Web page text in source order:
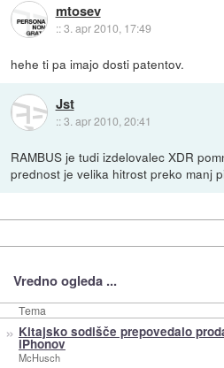
mtosev
::3. apr 2010, 17:49
hehe ti pa imajo dosti patentov.
Jst
::3. apr 2010, 20:41
RAMBUS je tudi izdelovalec XDR
prednost je velika hitrost preko manj
Vredno ogleda ...
Tema
» Kitajsko sodišče prepovedalo
iPhonov
McHusch